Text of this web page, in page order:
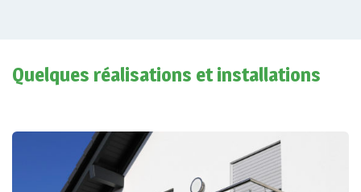
Quelques réalisations et installations